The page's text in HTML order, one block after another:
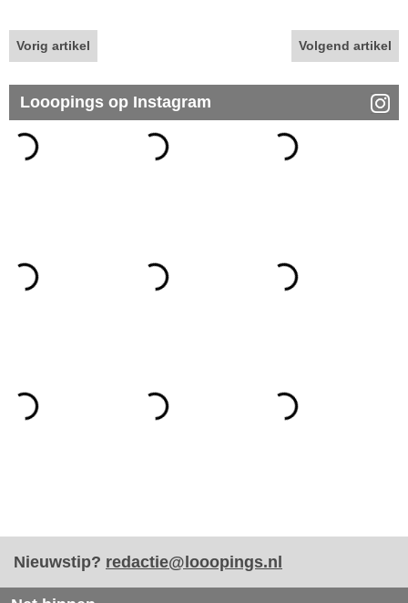
Vorig artikel Volgend artikel
Looopings op Instagram
Nieuwstip? redactie@looopings.nl